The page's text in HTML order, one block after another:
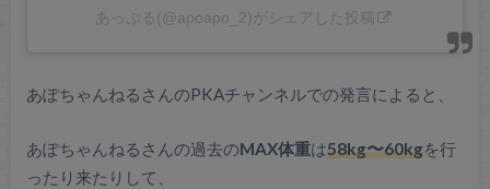
あっぷる(@apoapo_2)がシェアした投稿
あぽちゃんねるさんのPKAチャンネルでの発言によると、
あぽちゃんねるさんの過去のMAX体重は58kg〜60kgを行
ったり来たりして、